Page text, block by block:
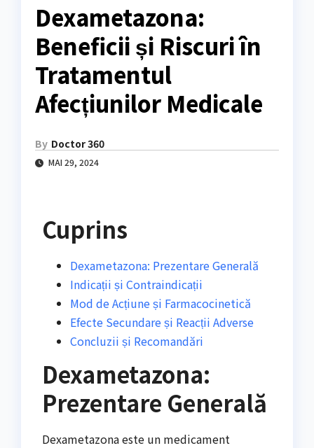
Dexametazona:
Beneficii și Riscuri în
Tratamentul
Afecțiunilor Medicale
By Doctor 360
MAI 29, 2024
Cuprins
Dexametazona: Prezentare Generală
Indicații și Contraindicații
Mod de Acțiune și Farmacocinetică
Efecte Secundare și Reacții Adverse
Concluzii și Recomandări
Dexametazona:
Prezentare Generală
Dexametazona este un medicament